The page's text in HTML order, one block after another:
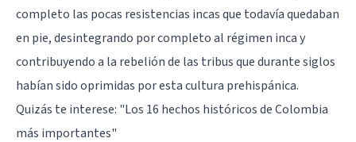
completo las pocas resistencias incas que todavía quedaban
en pie, desintegrando por completo al régimen inca y
contribuyendo a la rebelión de las tribus que durante siglos
habían sido oprimidas por esta cultura prehispánica.
Quizás te interese: "Los 16 hechos históricos de Colombia
más importantes"